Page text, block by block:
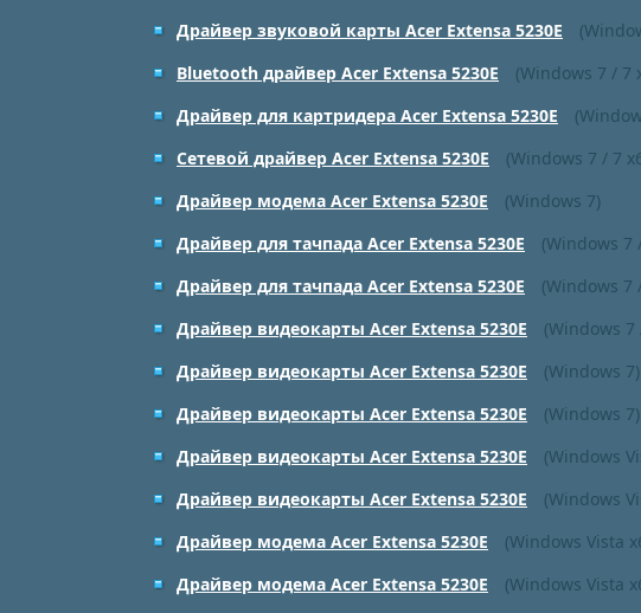
Драйвер звуковой карты Acer Extensa 5230E
Bluetooth драйвер Acer Extensa 5230E
(Windows 7 / 7
Драйвер для картридера Acer Extensa 5230E
Сетевой драйвер Acer Extensa 5230E
(Windows 7 / 7
Драйвер модема Acer Extensa 5230E
(Windows 7)
Драйвер для тачпада Acer Extensa 5230E
(Windows 7
Драйвер для тачпада Acer Extensa 5230E
(Windows 7
Драйвер видеокарты Acer Extensa 5230E
(Windows 7
Драйвер видеокарты Acer Extensa 5230E
(Windows 7)
Драйвер видеокарты Acer Extensa 5230E
(Windows 7)
Драйвер видеокарты Acer Extensa 5230E
(Windows
Драйвер видеокарты Acer Extensa 5230E
(Windows
Драйвер модема Acer Extensa 5230E
(Windows Vista
Драйвер модема Acer Extensa 5230E
(Windows Vista